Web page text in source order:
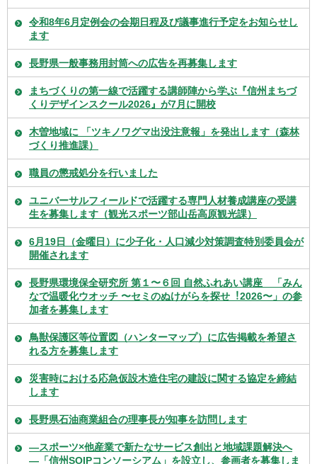
令和8年6月定例会の会期日程及び議事進行予定をお知らせし
ます
長野県一般事務用封筒への広告を再募集します
まちづくりの第一線で活躍する講師陣から学ぶ『信州まちづ
くりデザインスクール2026』が7月に開校
木曽地域に 「ツキノワグマ出没注意報」を発出します（森林
づくり推進課）
職員の懲戒処分を行いました
ユニバーサルフィールドで活躍する専門人材養成講座の受講
生を募集します（観光スポーツ部山岳高原観光課）
6月19日（金曜日）に少子化・人口減少対策調査特別委員会が
開催されます
⻑野県環境保全研究所 第１〜６回 自然ふれあい講座 「みん
なで温暖化ウオッチ 〜セミのぬけがらを探せ︕2026〜」の参
加者を募集します
鳥獣保護区等位置図（ハンターマップ）に広告掲載を希望さ
れる方を募集します
災害時における応急仮設木造住宅の建設に関する協定を締結
します
長野県石油商業組合の理事長が知事を訪問します
―スポーツ×他産業で新たなサービス創出と地域課題解決へ
―「信州SOIPコンソーシアム」を設立し、参画者を募集しま